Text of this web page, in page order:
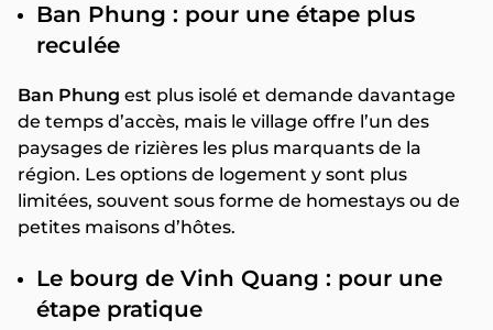
Ban Phung : pour une étape plus
reculée
Ban Phung est plus isolé et demande davantage
de temps d’accès, mais le village offre l’un des
paysages de rizières les plus marquants de la
région. Les options de logement y sont plus
limitées, souvent sous forme de homestays ou de
petites maisons d’hôtes.
Le bourg de Vinh Quang : pour une
étape pratique